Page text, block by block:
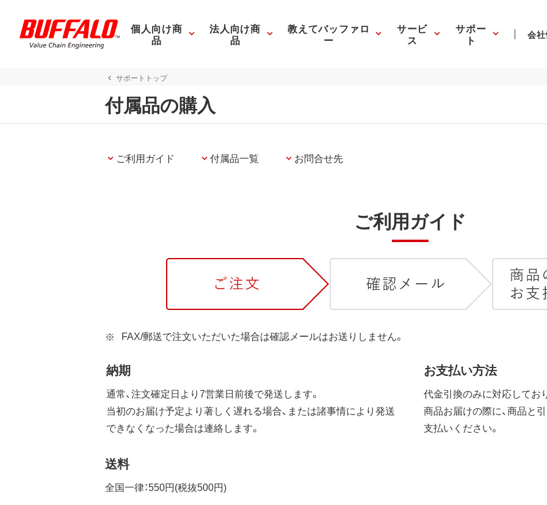
個人向け商
品
法人向け商
品
教えてバッファロ
ー
サービ
ス
サポー
ト 会
サポートトップ
付属品の購入
ご利用ガイド 付属品一覧 お問合せ先
ご利用ガイド
FAX/郵送で注文いただいた場合は確認メールはお送りしません。
納期
通常、注文確定日より7営業日前後で発送します。
当初のお届け予定より著しく遅れる場合、または諸事情により発送
できなくなった場合は連絡します。
お支払い方法
代金引換のみに対応してお
商品お届けの際に、商品と
支払いください。
送料
全国一律：550円(税抜500円)